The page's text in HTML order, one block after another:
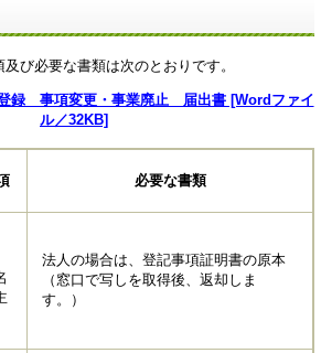
び必要な書類は次のとおりです。
録 事項変更・事業廃止 届出書 [Wordファイ
ル／32KB]
必要な書類
法人の場合は、登記事項証明書の原本
（窓口で写しを取得後、返却しま
す。）